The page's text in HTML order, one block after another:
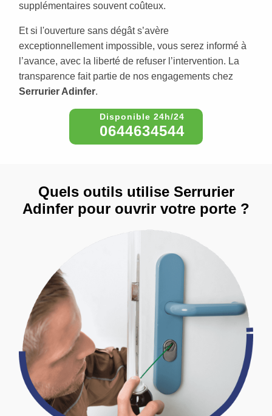
supplémentaires souvent coûteux.
Et si l'ouverture sans dégât s’avère
exceptionnellement impossible, vous serez informé à
l’avance, avec la liberté de refuser l’intervention. La
transparence fait partie de nos engagements chez
Serrurier Adinfer.
0644634544
Quels outils utilise Serrurier
Adinfer pour ouvrir votre porte ?